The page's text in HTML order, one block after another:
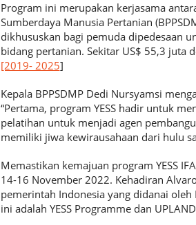
Program ini merupakan kerjasama
Sumberdaya Manusia Pertanian
dikhususkan bagi pemuda dipedesaan
bidang pertanian. Sekitar US$ 55,3 juta
[2019- 2025]
Kepala BPPSDMP Dedi Nursyamsi
“Pertama, program YESS hadir untuk
pelatihan untuk menjadi agen
memiliki jiwa kewirausahaan dari hulu
Memastikan kemajuan program YESS
14-16 November 2022. Kehadiran
pemerintah Indonesia yang didanai
ini adalah YESS Programme dan